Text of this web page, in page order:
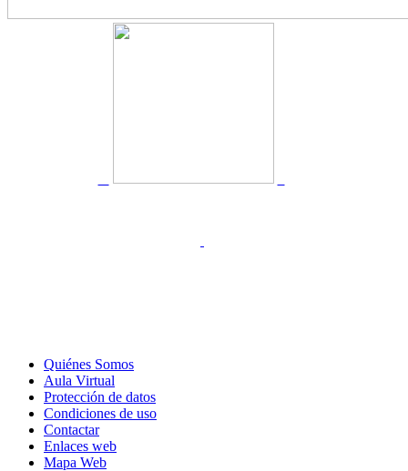
Quiénes Somos
Aula Virtual
Protección de datos
Condiciones de uso
Contactar
Enlaces web
Mapa Web